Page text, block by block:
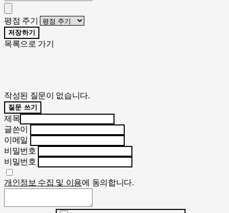
평점 주기
저장하기
목록으로 가기
작성된 질문이 없습니다.
질문 쓰기
제목
글쓴이
이메일
비밀번호
비밀번호
개인정보 수집 및 이용에 동의합니다.